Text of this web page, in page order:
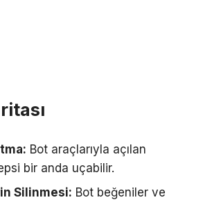
Bot araçlarıyla açılan
bir anda uçabilir.
Silinmesi: Bot beğeniler ve